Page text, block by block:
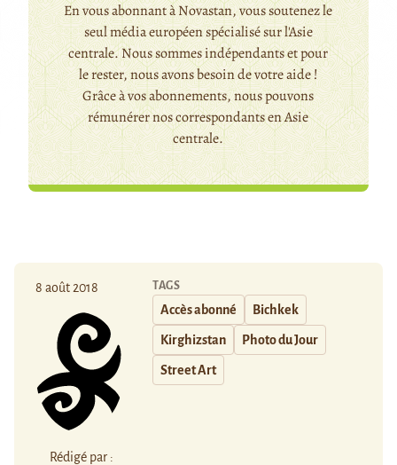
En vous abonnant à Novastan, vous soutenez le
seul média européen spécialisé sur l'Asie
centrale. Nous sommes indépendants et pour
le rester, nous avons besoin de votre aide !
Grâce à vos abonnements, nous pouvons
rémunérer nos correspondants en Asie
centrale.
8 août 2018
Rédigé par :
TAGS
Accès abonné Bichkek
Kirghizstan Photo du Jour
Street Art